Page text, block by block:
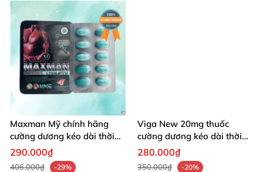
Maxman Mỹ chính hãng
cường dương kéo dài thời
gian chống xuất tinh sớm
290.000₫
406.000₫
-29%
Viga New 20mg thuốc
cường dương kéo dài thời
gian chống xuất tinh
280.000₫
350.000₫
-20%